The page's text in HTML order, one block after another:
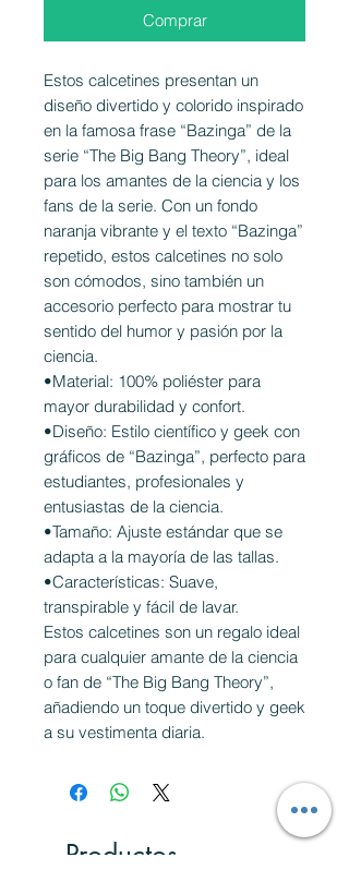
Comprar
Estos calcetines presentan un
diseño divertido y colorido inspirado
en la famosa frase “Bazinga” de la
serie “The Big Bang Theory”, ideal
para los amantes de la ciencia y los
fans de la serie. Con un fondo
naranja vibrante y el texto “Bazinga”
repetido, estos calcetines no solo
son cómodos, sino también un
accesorio perfecto para mostrar tu
sentido del humor y pasión por la
ciencia.
•Material: 100% poliéster para
mayor durabilidad y confort.
•Diseño: Estilo científico y geek con
gráficos de “Bazinga”, perfecto para
estudiantes, profesionales y
entusiastas de la ciencia.
•Tamaño: Ajuste estándar que se
adapta a la mayoría de las tallas.
•Características: Suave,
transpirable y fácil de lavar.
Estos calcetines son un regalo ideal
para cualquier amante de la ciencia
o fan de “The Big Bang Theory”,
añadiendo un toque divertido y geek
a su vestimenta diaria.
Productos